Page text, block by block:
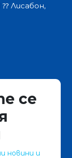
⁇ Лисабон,
се
новини и